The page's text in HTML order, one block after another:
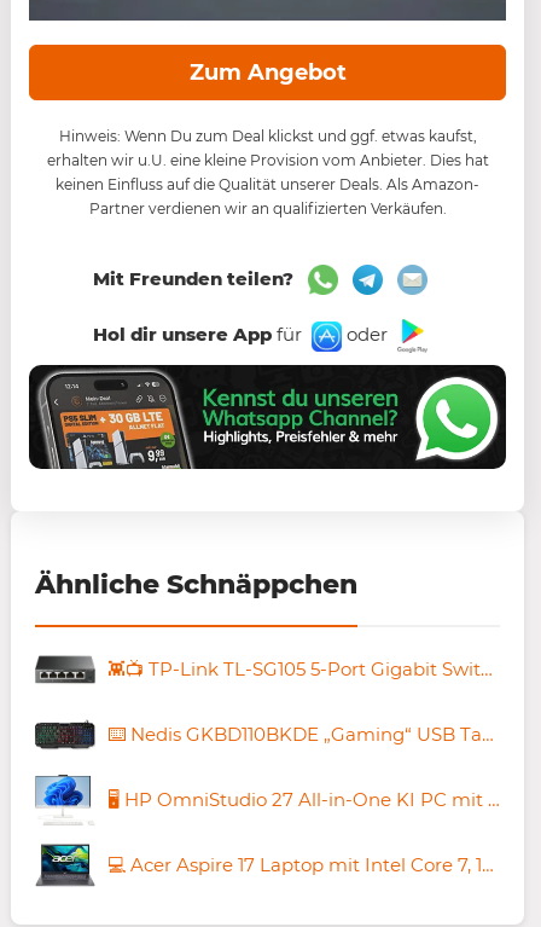
Zum Angebot
Hinweis: Wenn Du zum Deal klickst und ggf. etwas kaufst,
erhalten wir u.U. eine kleine Provision vom Anbieter. Dies hat
keinen Einfluss auf die Qualität unserer Deals. Als Amazon-
Partner verdienen wir an qualifizierten Verkäufen.
Mit Freunden teilen?
Hol dir unsere Appfür oder
Ähnliche Schnäppchen
👾📺 TP-Link TL-SG105 5-Port Gigabit Switch für 14,69€ (statt 18€)
⌨️ Nedis GKBD110BKDE „Gaming“ USB Tastatur für nur 7,77€ (statt neu 20€)
🖥️ HP OmniStudio 27 All-in-One KI PC mit Ryzen 5, 16GB/1TB für 699€ (statt 1.099€)
💻 Acer Aspire 17 Laptop mit Intel Core 7, 16GB/512GB für 699,99€ (statt 829€)